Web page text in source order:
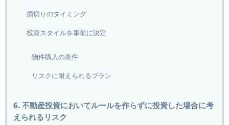
損切りのタイミング
投資スタイルを事前に決定
物件購入の条件
リスクに耐えられるプラン
6. 不動産投資においてルールを作らずに投資した場合に考
えられるリスク